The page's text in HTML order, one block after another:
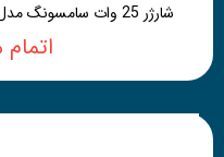
شارژر 25 وات سامسونگ مدل EP-TA800NBEG (کپی AAA)